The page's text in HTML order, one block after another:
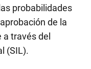
probabilidades
de la
a través del
(SIL).